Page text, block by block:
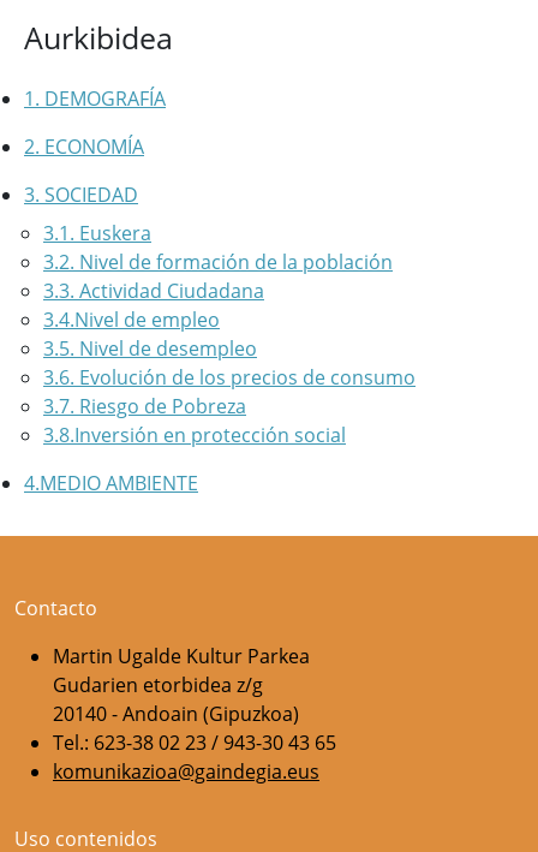
Aurkibidea
1. DEMOGRAFÍA
2. ECONOMÍA
3. SOCIEDAD
3.1. Euskera
3.2. Nivel de formación de la población
3.3. Actividad Ciudadana
3.4.Nivel de empleo
3.5. Nivel de desempleo
3.6. Evolución de los precios de consumo
3.7. Riesgo de Pobreza
3.8.Inversión en protección social
4.MEDIO AMBIENTE
Contacto
Martin Ugalde Kultur Parkea
Gudarien etorbidea z/g
20140 - Andoain (Gipuzkoa)
Tel.: 623-38 02 23 / 943-30 43 65
komunikazioa@gaindegia.eus
Uso contenidos